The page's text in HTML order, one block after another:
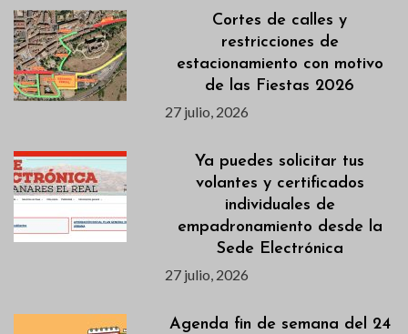
Cortes de calles y
restricciones de
estacionamiento con motivo
de las Fiestas 2026
27 julio, 2026
Ya puedes solicitar tus
volantes y certificados
individuales de
empadronamiento desde la
Sede Electrónica
27 julio, 2026
Agenda fin de semana del 24